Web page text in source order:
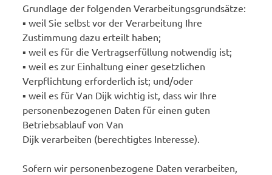
Grundlage der folgenden Verarbeitungsgrundsätze:
▪ weil Sie selbst vor der Verarbeitung Ihre
Zustimmung dazu erteilt haben;
▪ weil es für die Vertragserfüllung notwendig ist;
▪ weil es zur Einhaltung einer gesetzlichen
Verpflichtung erforderlich ist; und/oder
▪ weil es für Van Dijk wichtig ist, dass wir Ihre
personenbezogenen Daten für einen guten
Betriebsablauf von Van
Dijk verarbeiten (berechtigtes Interesse).
Sofern wir personenbezogene Daten verarbeiten,